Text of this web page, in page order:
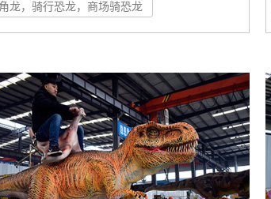
一，经常被作为晚白垩纪的代表化石。目前已有两
褶皱三角龙、究竟三角龙，但还有其他属被命
龙，骑行恐龙，商场骑恐龙